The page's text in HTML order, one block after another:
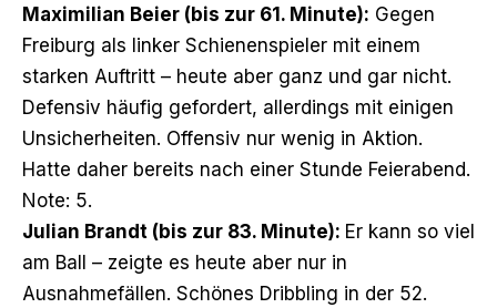
Maximilian Beier (bis zur 61. Minute): Gegen
Freiburg als linker Schienenspieler mit einem
starken Auftritt – heute aber ganz und gar nicht.
Defensiv häufig gefordert, allerdings mit einigen
Unsicherheiten. Offensiv nur wenig in Aktion.
Hatte daher bereits nach einer Stunde Feierabend.
Note: 5.
Julian Brandt (bis zur 83. Minute): Er kann so viel
am Ball – zeigte es heute aber nur in
Ausnahmefällen. Schönes Dribbling in der 52.